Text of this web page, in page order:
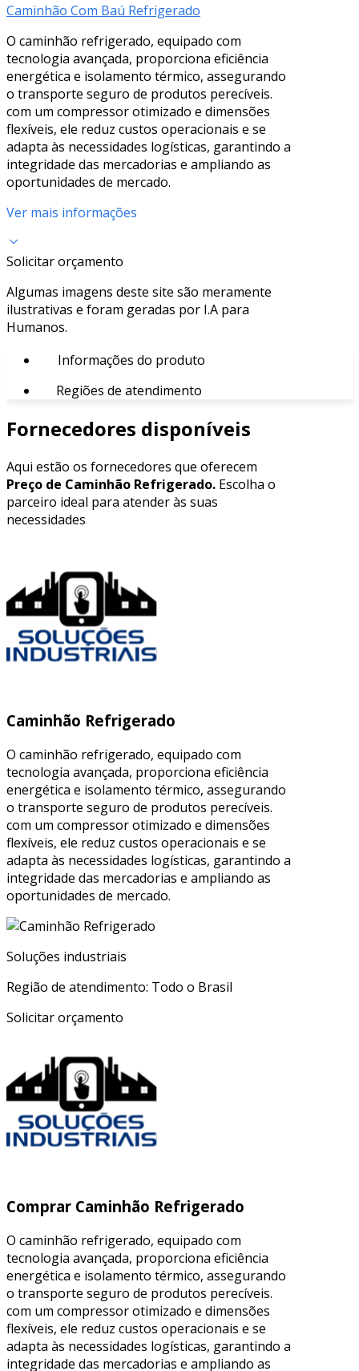
Caminhão Com Baú Refrigerado
O caminhão refrigerado, equipado com
tecnologia avançada, proporciona eficiência
energética e isolamento térmico, assegurando
o transporte seguro de produtos perecíveis.
com um compressor otimizado e dimensões
flexíveis, ele reduz custos operacionais e se
adapta às necessidades logísticas, garantindo a
integridade das mercadorias e ampliando as
oportunidades de mercado.
Ver mais informações
Solicitar orçamento
Algumas imagens deste site são meramente
ilustrativas e foram geradas por I.A para
Humanos.
Informações do produto
Regiões de atendimento
Fornecedores disponíveis
Aqui estão os fornecedores que oferecem
Preço de Caminhão Refrigerado. Escolha o
parceiro ideal para atender às suas
necessidades
Caminhão Refrigerado
O caminhão refrigerado, equipado com
tecnologia avançada, proporciona eficiência
energética e isolamento térmico, assegurando
o transporte seguro de produtos perecíveis.
com um compressor otimizado e dimensões
flexíveis, ele reduz custos operacionais e se
adapta às necessidades logísticas, garantindo a
integridade das mercadorias e ampliando as
oportunidades de mercado.
Soluções industriais
Região de atendimento: Todo o Brasil
Solicitar orçamento
Comprar Caminhão Refrigerado
O caminhão refrigerado, equipado com
tecnologia avançada, proporciona eficiência
energética e isolamento térmico, assegurando
o transporte seguro de produtos perecíveis.
com um compressor otimizado e dimensões
flexíveis, ele reduz custos operacionais e se
adapta às necessidades logísticas, garantindo a
integridade das mercadorias e ampliando as